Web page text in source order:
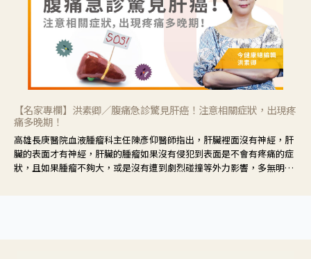
【名家專欄】洪素卿／腹痛急診驚見肝癌！注意相關症狀，出現疼
痛多晚期！
高雄長庚醫院血液腫瘤科主任陳彥仰醫師指出，肝臟裡面沒有神經，肝
臟的表面才有神經，肝臟的腫瘤如果沒有侵犯到表面是不會有疼痛的症
狀，且如果腫瘤不夠大，或是沒有遭到劇烈碰撞等外力影響，多無明顯